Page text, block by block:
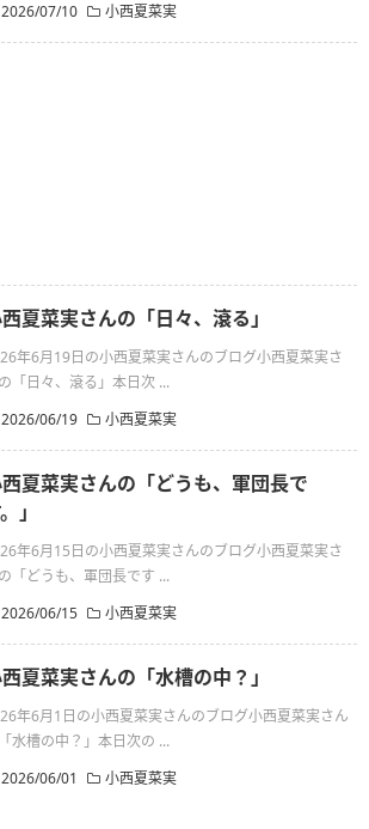
2026/07/10
小西夏菜実
夏菜実さんの「日々、滾る」
年6月19日の小西夏菜実さんのブログ小西夏菜実さ
「日々、滾る」本日次 ...
2026/06/19
小西夏菜実
夏菜実さんの「どうも、軍団長で
」
年6月15日の小西夏菜実さんのブログ小西夏菜実さ
「どうも、軍団長です ...
2026/06/15
小西夏菜実
夏菜実さんの「水槽の中？」
年6月1日の小西夏菜実さんのブログ小西夏菜実さん
水槽の中？」本日次の ...
2026/06/01
小西夏菜実